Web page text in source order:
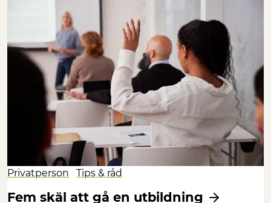
Privatperson Tips & råd
Fem skäl att gå en utbildning